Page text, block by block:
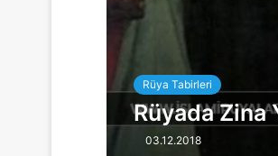
Rüya Tabirleri
Rüyada Zina
03.12.2018